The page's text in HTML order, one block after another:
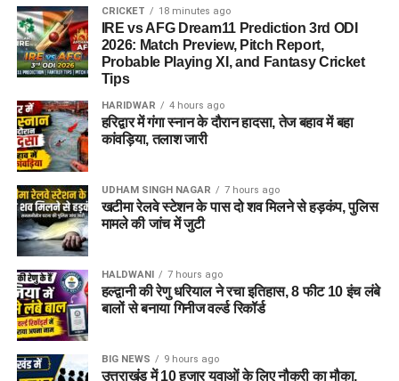
CRICKET 18 minutes ago
IRE vs AFG Dream11 Prediction 3rd ODI
2026: Match Preview, Pitch Report,
Probable Playing XI, and Fantasy Cricket
Tips
HARIDWAR 4 hours ago
हरिद्वार में गंगा स्नान के दौरान हादसा, तेज बहाव में बहा
कांवड़िया, तलाश जारी
UDHAM SINGH NAGAR 7 hours ago
खटीमा रेलवे स्टेशन के पास दो शव मिलने से हड़कंप, पुलिस
मामले की जांच में जुटी
HALDWANI 7 hours ago
हल्द्वानी की रेणु धरियाल ने रचा इतिहास, 8 फीट 10 इंच लंबे
बालों से बनाया गिनीज वर्ल्ड रिकॉर्ड
BIG NEWS 9 hours ago
उत्तराखंड में 10 हजार युवाओं के लिए नौकरी का मौका,